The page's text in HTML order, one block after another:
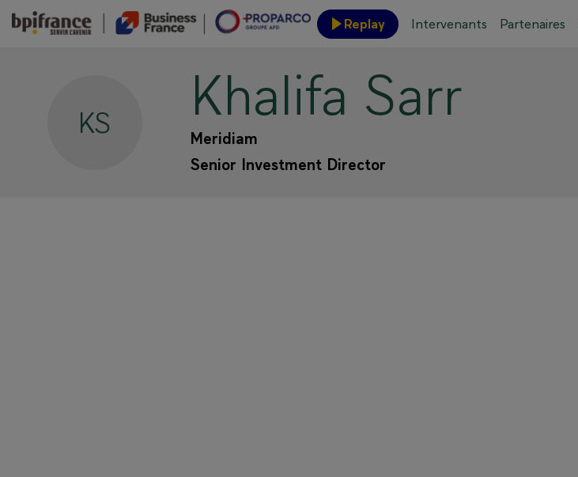
Replay Intervenants Partenaires
Informations pratiques
KS Khalifa Sarr
Meridiam
Senior Investment Director